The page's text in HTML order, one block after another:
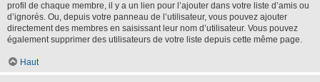
profil de chaque membre, il y a un lien pour l’ajouter dans votre liste d’amis ou
d’ignorés. Ou, depuis votre panneau de l’utilisateur, vous pouvez ajouter
directement des membres en saisissant leur nom d’utilisateur. Vous pouvez
également supprimer des utilisateurs de votre liste depuis cette même page.
Haut